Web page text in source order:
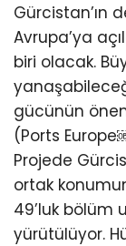
Gürcistan’ın
Avrupa’ya
biri olacak.
gücünün
(Ports
Projede
ortak
49’luk bölüm
yürütülüyor.